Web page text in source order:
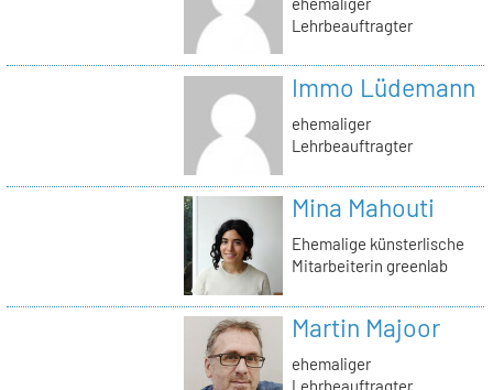
Lehrbeauftragter
Immo Lüdemann
ehemaliger
Lehrbeauftragter
Mina Mahouti
Ehemalige künsterlische
Mitarbeiterin greenlab
Martin Majoor
ehemaliger